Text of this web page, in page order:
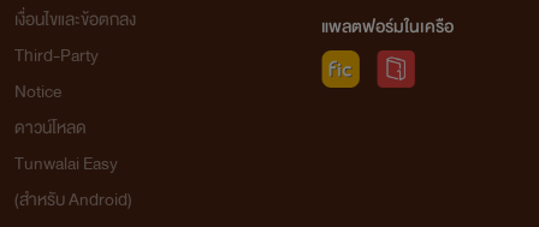
เงื่อนไขและข้อตกลง
Third-Party
Notice
ดาวน์โหลด
Tunwalai Easy
(สำหรับ Android)
แพลตฟอร์มในเครือ